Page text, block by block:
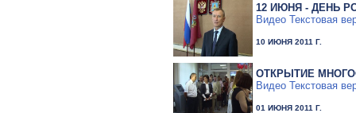
12 ИЮНЯ - ДЕНЬ
Видео Текстовая
10 ИЮНЯ 2011 Г.
ОТКРЫТИЕ
Видео Текстовая
01 ИЮНЯ 2011 Г.